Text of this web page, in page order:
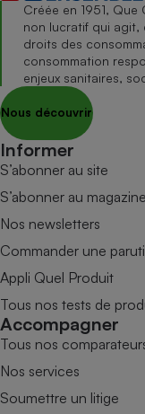
Créée en 1951,
non lucratif qui agit,
droits des
consommation
enjeux sanitaires,
Nous découvrir
Informer
S’abonner au site
S’abonner au magazine
Nos newsletters
Commander une
Appli Quel Produit
Tous nos tests de
Accompagner
Tous nos
Nos services
Soumettre un litige